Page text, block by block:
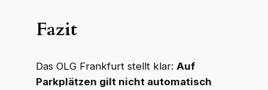
Fazit
Das OLG Frankfurt stellt klar: Auf
Parkplätzen gilt nicht automatisch